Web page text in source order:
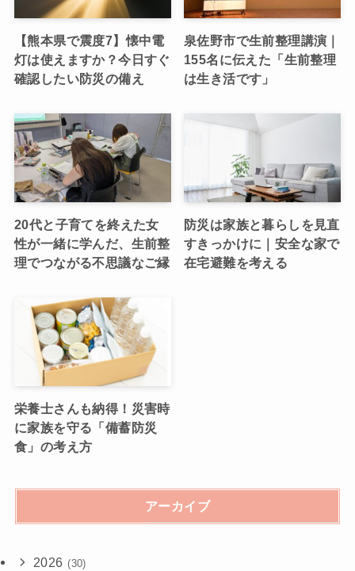
【熊本県で震度7】懐中電
灯は使えますか？今日すぐ
確認したい防災の備え
泉佐野市で生前整理講演｜
155名に伝えた「生前整理
は生き活です」
20代と子育てを終えた女
性が一緒に学んだ、生前整
理でつながる不思議なご縁
防災は家族と暮らしを見直
すきっかけに｜安全な家で
在宅避難を考える
栄養士さんも納得！災害時
に家族を守る「備蓄防災
食」の考え方
アーカイブ
2026 (30)